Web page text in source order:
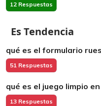
12 Respuestas
Es Tendencia
qué es el formulario
51 Respuestas
qué es el juego limpio
13 Respuestas